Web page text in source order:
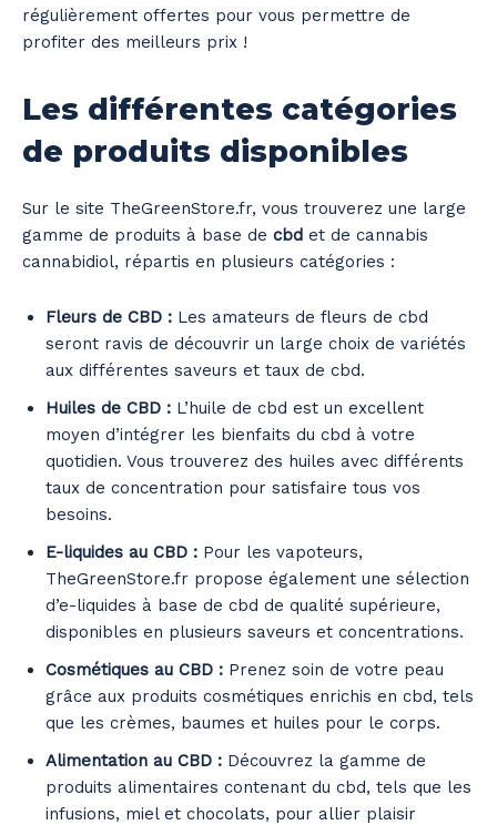
régulièrement offertes pour vous permettre de
profiter des meilleurs prix !
Les différentes catégories
de produits disponibles
Sur le site TheGreenStore.fr, vous trouverez une large
gamme de produits à base de cbd et de cannabis
cannabidiol, répartis en plusieurs catégories :
Fleurs de CBD : Les amateurs de fleurs de cbd
seront ravis de découvrir un large choix de variétés
aux différentes saveurs et taux de cbd.
Huiles de CBD : L’huile de cbd est un excellent
moyen d’intégrer les bienfaits du cbd à votre
quotidien. Vous trouverez des huiles avec différents
taux de concentration pour satisfaire tous vos
besoins.
E-liquides au CBD : Pour les vapoteurs,
TheGreenStore.fr propose également une sélection
d’e-liquides à base de cbd de qualité supérieure,
disponibles en plusieurs saveurs et concentrations.
Cosmétiques au CBD : Prenez soin de votre peau
grâce aux produits cosmétiques enrichis en cbd, tels
que les crèmes, baumes et huiles pour le corps.
Alimentation au CBD : Découvrez la gamme de
produits alimentaires contenant du cbd, tels que les
infusions, miel et chocolats, pour allier plaisir